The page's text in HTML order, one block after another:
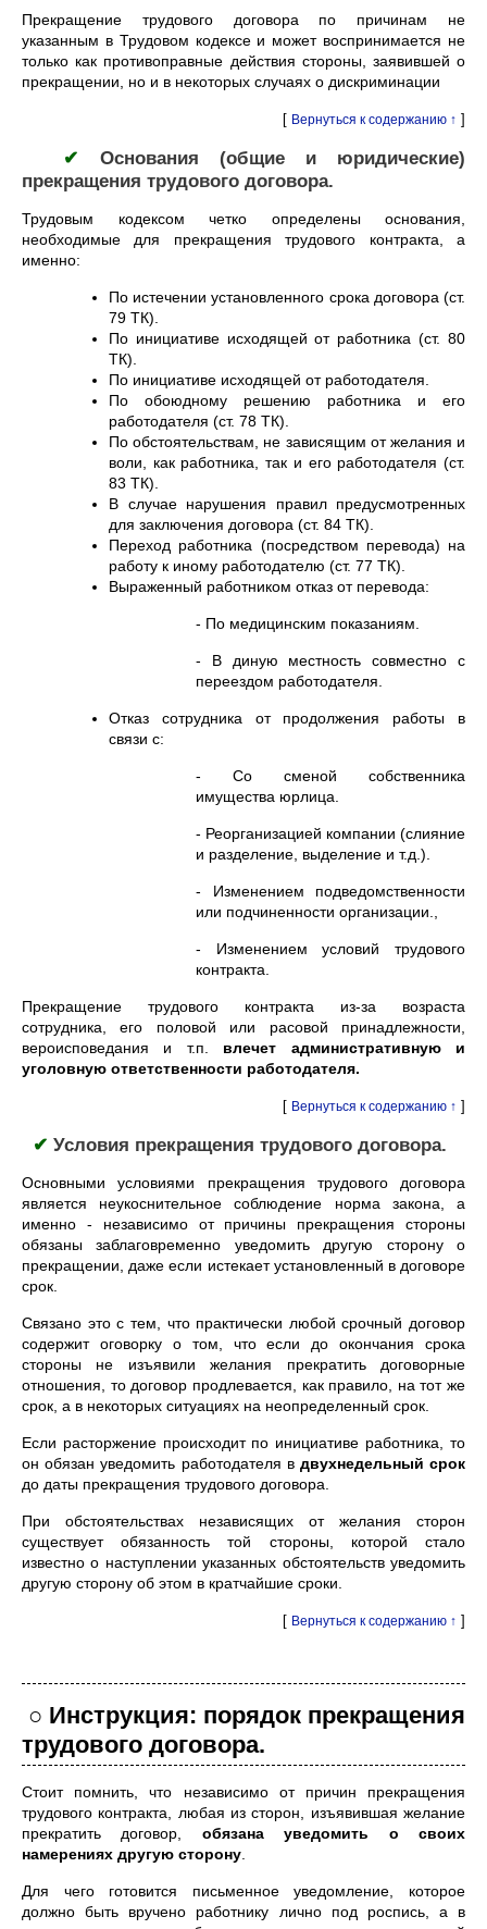
Прекращение трудового договора по причинам не
указанным в Трудовом кодексе и может воспринимается не
только как противоправные действия стороны, заявившей о
прекращении, но и в некоторых случаях о дискриминации
[ Вернуться к содержанию ↑ ]
✔ Основания (общие и юридические)
прекращения трудового договора.
Трудовым кодексом четко определены основания,
необходимые для прекращения трудового контракта, а
именно:
По истечении установленного срока договора (ст.
79 ТК).
По инициативе исходящей от работника (ст. 80
ТК).
По инициативе исходящей от работодателя.
По обоюдному решению работника и его
работодателя (ст. 78 ТК).
По обстоятельствам, не зависящим от желания и
воли, как работника, так и его работодателя (ст.
83 ТК).
В случае нарушения правил предусмотренных
для заключения договора (ст. 84 ТК).
Переход работника (посредством перевода) на
работу к иному работодателю (ст. 77 ТК).
Выраженный работником отказ от перевода:
- По медицинским показаниям.
- В диную местность совместно с
переездом работодателя.
Отказ сотрудника от продолжения работы в
связи с:
- Со сменой собственника
имущества юрлица.
- Реорганизацией компании (слияние
и разделение, выделение и т.д.).
- Изменением подведомственности
или подчиненности организации.,
- Изменением условий трудового
контракта.
Прекращение трудового контракта из-за возраста
сотрудника, его половой или расовой принадлежности,
вероисповедания и т.п. влечет административную и
уголовную ответственности работодателя.
[ Вернуться к содержанию ↑ ]
✔ Условия прекращения трудового договора.
Основными условиями прекращения трудового договора
является неукоснительное соблюдение норма закона, а
именно - независимо от причины прекращения стороны
обязаны заблаговременно уведомить другую сторону о
прекращении, даже если истекает установленный в договоре
срок.
Связано это с тем, что практически любой срочный договор
содержит оговорку о том, что если до окончания срока
стороны не изъявили желания прекратить договорные
отношения, то договор продлевается, как правило, на тот же
срок, а в некоторых ситуациях на неопределенный срок.
Если расторжение происходит по инициативе работника, то
он обязан уведомить работодателя в двухнедельный срок
до даты прекращения трудового договора.
При обстоятельствах независящих от желания сторон
существует обязанность той стороны, которой стало
известно о наступлении указанных обстоятельств уведомить
другую сторону об этом в кратчайшие сроки.
[ Вернуться к содержанию ↑ ]
○ Инструкция: порядок прекращения
трудового договора.
Стоит помнить, что независимо от причин прекращения
трудового контракта, любая из сторон, изъявившая желание
прекратить договор, обязана уведомить о своих
намерениях другую сторону.
Для чего готовится письменное уведомление, которое
должно быть вручено работнику лично под роспись, а в